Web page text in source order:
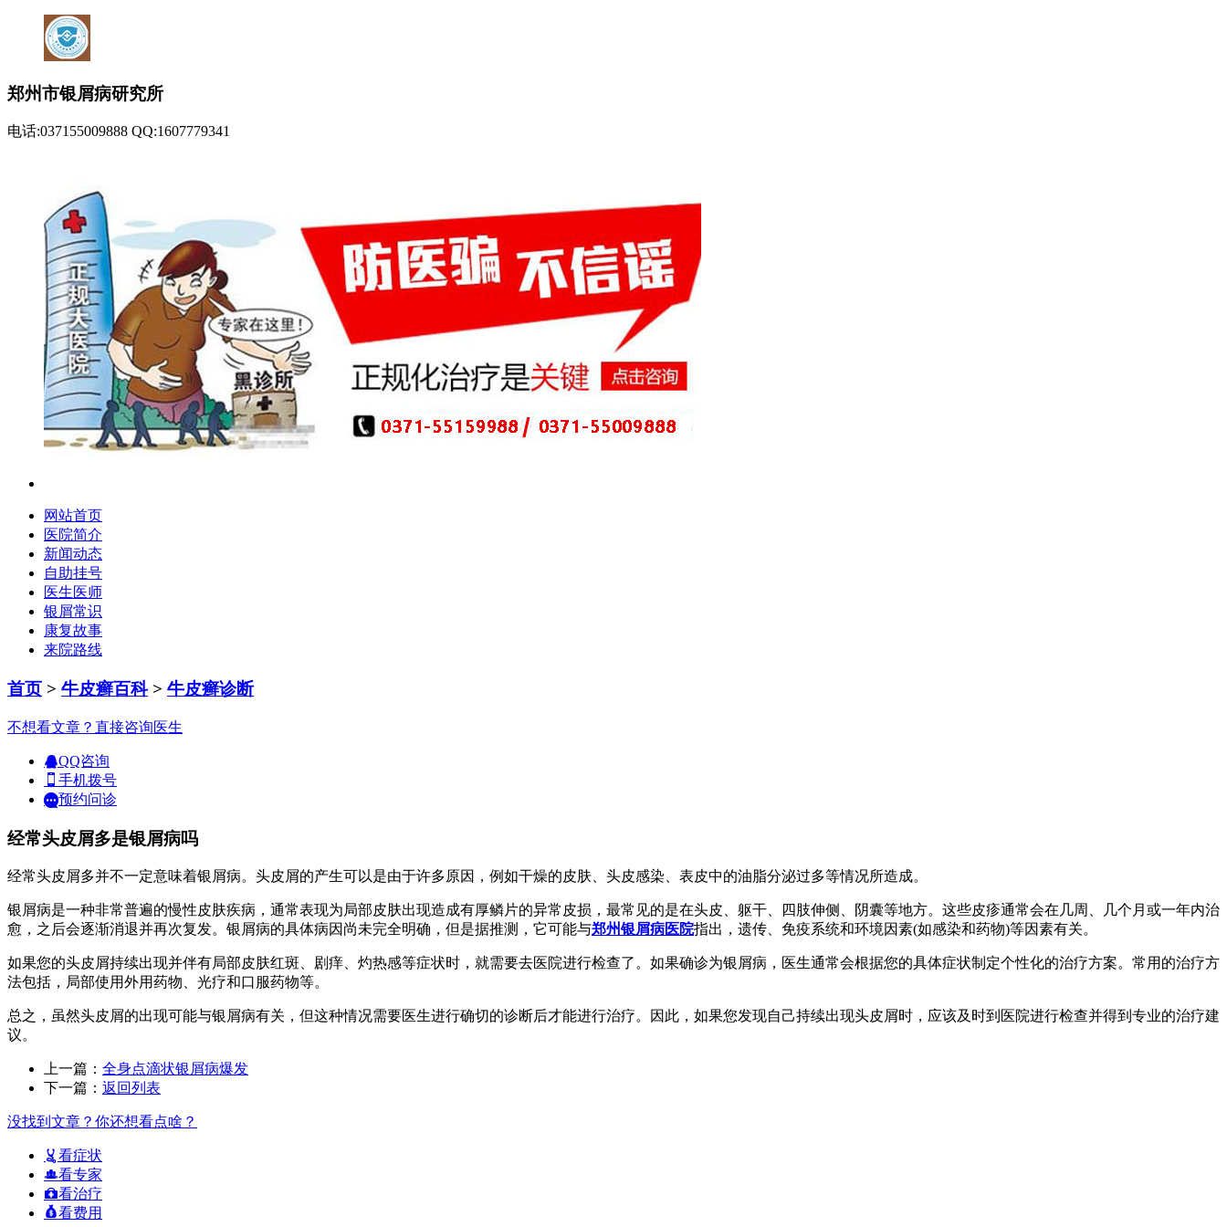
郑州市银屑病研究所
电话:037155009888 QQ:1607779341
网站首页
医院简介
新闻动态
自助挂号
医生医师
银屑常识
康复故事
来院路线
首页 > 牛皮癣百科> 牛皮癣诊断
不想看文章？直接咨询医生
QQ咨询
手机拨号
预约问诊
经常头皮屑多是银屑病吗
经常头皮屑多并不一定意味着银屑病。头皮屑的产生可以是由于许多原因，例如干燥的皮肤、头皮感染、表皮中的油脂分泌过多等情况所造成。
银屑病是一种非常普遍的慢性皮肤疾病，通常表现为局部皮肤出现造成有厚鳞片的异常皮损，最常见的是在头皮、躯干、四肢伸侧、阴囊等地方。这些皮疹通常会在几周、几个月或一年内治
愈，之后会逐渐消退并再次复发。银屑病的具体病因尚未完全明确，但是据推测，它可能与郑州银屑病医院指出，遗传、免疫系统和环境因素(如感染和药物)等因素有关。
如果您的头皮屑持续出现并伴有局部皮肤红斑、剧痒、灼热感等症状时，就需要去医院进行检查了。如果确诊为银屑病，医生通常会根据您的具体症状制定个性化的治疗方案。常用的治疗方
法包括，局部使用外用药物、光疗和口服药物等。
总之，虽然头皮屑的出现可能与银屑病有关，但这种情况需要医生进行确切的诊断后才能进行治疗。因此，如果您发现自己持续出现头皮屑时，应该及时到医院进行检查并得到专业的治疗建
议。
上一篇： 全身点滴状银屑病爆发
下一篇： 返回列表
没找到文章？你还想看点啥？
看症状
看专家
看治疗
看费用